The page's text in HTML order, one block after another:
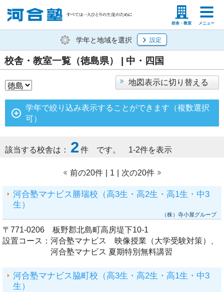
校舎・教室 メニュー
塾生の方 高等学校の先生
学年と地域を選択 設定
校舎・教室一覧（徳島県） | 中・四国
地図表示に切り替える
学年で絞り込み表示することができます（複数選択
可）
該当する校舎は： 2 件 です。 1-2件を表示
前の20件 1 次の20件
河合塾マナビス勝瑞校（高3生・高2生・高1生・中3
生）
（株）寺小屋グループ
〒771-0206 板野郡北島町高房堤下10-1
設置コース： 河合塾マナビス 映像授業（大学受験対策）、
河合塾マナビス 夏期特別無料講習
河合塾マナビス脇町校（高3生・高2生・高1生・中3
生）